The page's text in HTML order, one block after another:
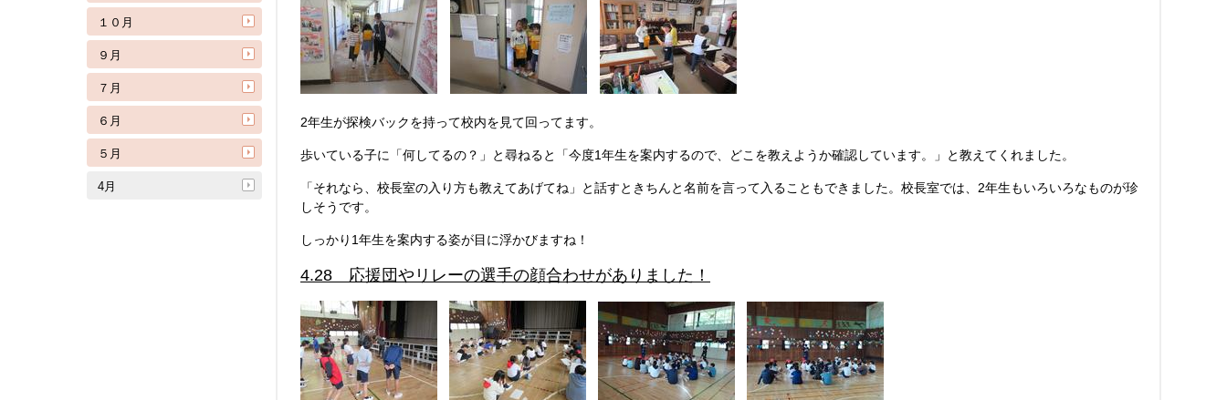
１０月
９月
７月
６月
５月
4月
2年生が探検バックを持って校内を見て回ってます。
歩いている子に「何してるの？」と尋ねると「今度1年生を案内するので、どこを教えようか確認しています。」と教えてくれました。
「それなら、校長室の入り方も教えてあげてね」と話すときちんと名前を言って入ることもできました。校長室では、2年生もいろいろなものが珍
しそうです。
しっかり1年生を案内する姿が目に浮かびますね！
4.28 応援団やリレーの選手の顔合わせがありました！